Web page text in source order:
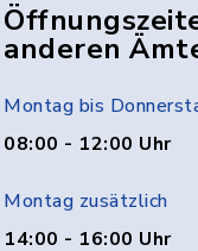
anderen
Montag bis
08:00 - 12:00 Uhr
Montag zusätzlich
14:00 - 16:00 Uhr